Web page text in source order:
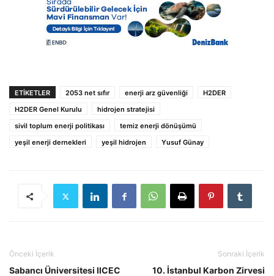
ETIKETLER 2053 net sıfır enerji arz güvenliği
H2DER
H2DER Genel Kurulu
hidrojen stratejisi
sivil toplum enerji politikası
temiz enerji dönüşümü
yeşil enerji dernekleri
yeşil hidrojen Yusuf Günay
Önceki İçerik
Sabancı Üniversitesi IICEC
Sonraki İçerik
10. İstanbul Karbon Zirvesi